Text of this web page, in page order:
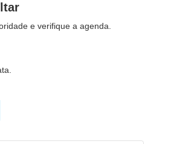
e verifique a agenda.